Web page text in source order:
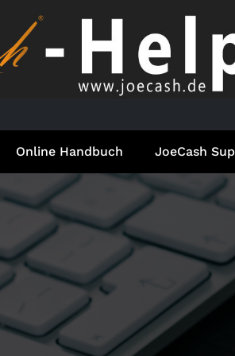
Online Handbuch JoeCash